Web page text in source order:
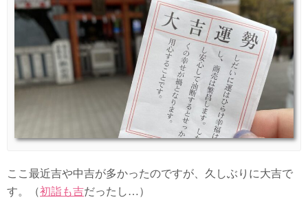
ここ最近吉や中吉が多かったのですが、久しぶりに大吉で
す。（初詣も吉だったし…）